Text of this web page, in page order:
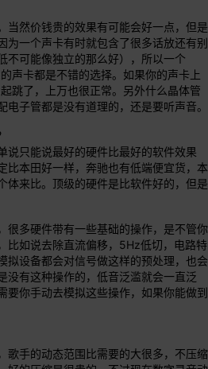
当然价钱贵的效果有可能会好一点，但是
为一个声卡有时就包含了很多话放还有别
不可能像独立的那么好），所以一个
声卡都是不错的选择。如果你的声卡上
跳了，上万也很正常。另外什么晶体管
子管都是没有道理的，还是要听声音。
说只能说最好的硬件比最好的软件效果
比本田好一样，奔驰也有低端便宜货，本
体来比。顶级的硬件是比软件好的，但是
很多硬件带有一些基础的操作，是不管你
比如说去除直流偏移，5Hz低切，电路特
拟设备都会对信号做这样的预处理，也会
没有这种操作的，低音泛滥就会一直泛
要你手动去模拟这些操作，如果你能做到
歌手的动态范围比需要的大很多，不压缩